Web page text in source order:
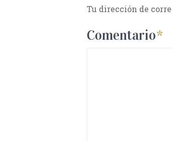
Tu dirección de
Comentario*